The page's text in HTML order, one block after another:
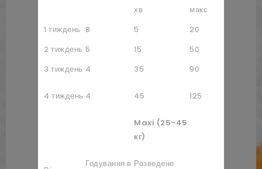
хв
макс
1 тиждень 8 5 20
2 тиждень 5 15 50
3 тиждень 4 35 90
4 тиждень 4 45 125
Maxi (25-45
кг)
Годування в Розведене